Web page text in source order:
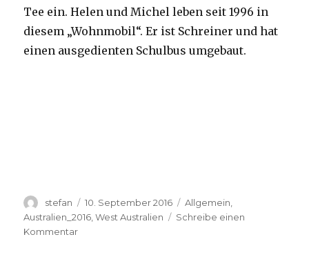
Tee ein. Helen und Michel leben seit 1996 in
diesem „Wohnmobil“. Er ist Schreiner und hat
einen ausgedienten Schulbus umgebaut.
Autor
stefan
Veröffentlicht
am
10. September 2016 Kategorien
Allgemein
Australien_2016 ,West Australien
Schreibe einen
Kommentarzu